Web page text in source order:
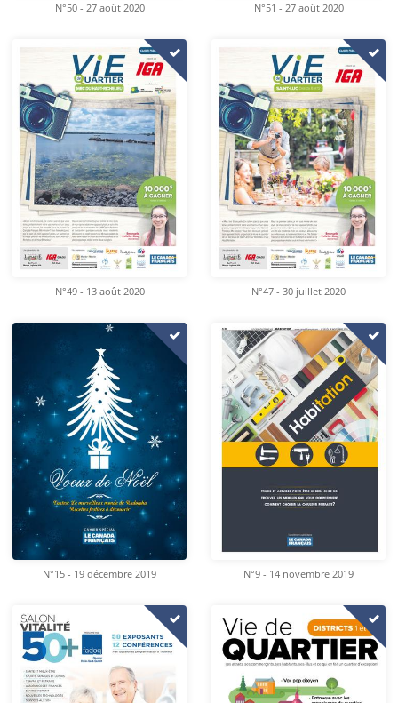
N°50 - 27 août 2020 N°51 - 27 août 2020
N°49 - 13 août 2020 N°47 - 30 juillet 2020
N°15 - 19 décembre 2019 N°9 - 14 novembre 2019